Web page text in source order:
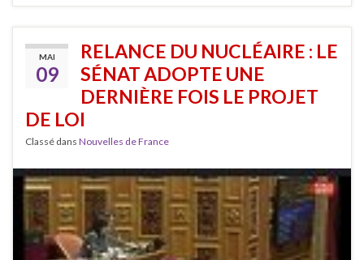
MAI
09
RELANCE DU NUCLÉAIRE : LE
SÉNAT ADOPTE UNE
DERNIÈRE FOIS LE PROJET
DE LOI
Classé dans Nouvelles de France